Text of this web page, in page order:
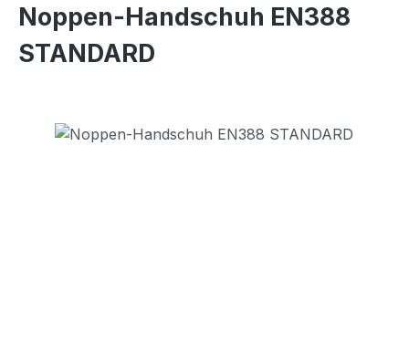
Noppen-Handschuh EN388
STANDARD
Bildergalerie überspringen